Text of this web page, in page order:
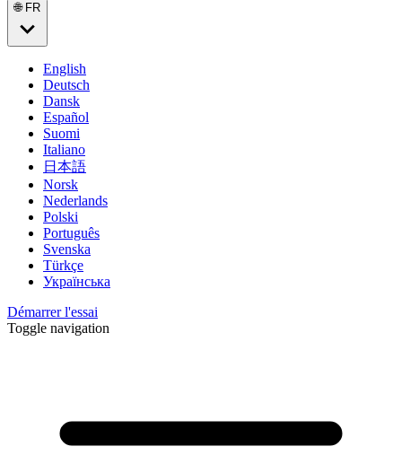
🌐 FR
English
Deutsch
Dansk
Español
Suomi
Italiano
日本語
Norsk
Nederlands
Polski
Português
Svenska
Türkçe
Українська
Démarrer l'essai
Toggle navigation